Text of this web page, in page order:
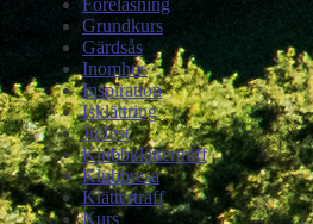
Grundkurs
Gärdsås
Inomhus
Inspiration
Isklättring
Julfest
Klubbklätterträff
Klubbresa
Klätterträff
Kurs